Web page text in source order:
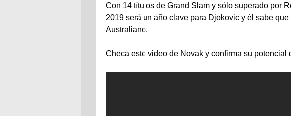
Con 14 títulos de Grand Slam y sólo superado por
2019 será un año clave para Djokovic y él sabe
Australiano.
Checa este video de Novak y confirma su potencial